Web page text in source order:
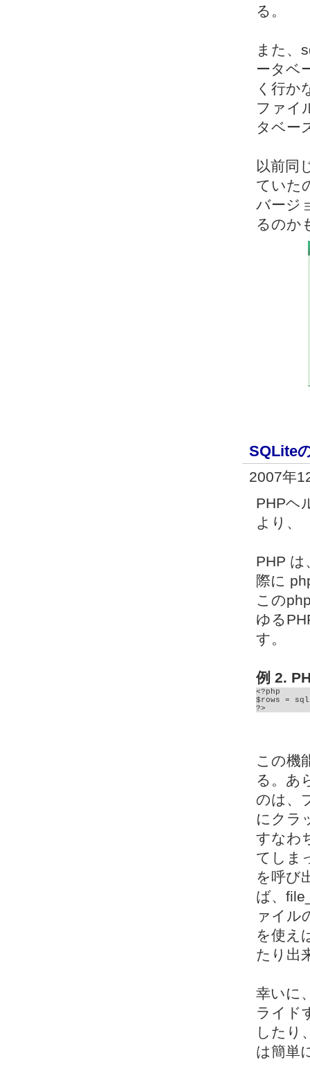
る。
また、
ータベ
く行か
ファイ
タベー
以前同
ていた
バージ
るのか
SQLite
2007年
PHPヘ
より、
PHP
際に
この
ゆる
す。
例 2.
<?php
$rows =
?>
この機
る。あ
のは、
にクラ
すなわ
てしま
を呼び
ば、
ァイル
を使え
たり出
幸いに
ライド
したり
は簡単